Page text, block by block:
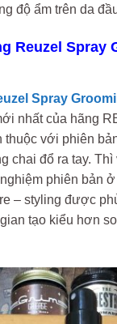
độ ẩm trên da
Reuzel Spray
Spray
nhất của hãng
thuộc với phiên
chai đổ ra tay.
phiên bản
– styling được
tạo kiểu hơn